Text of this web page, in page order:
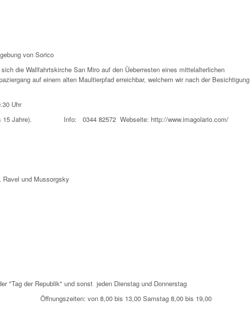
von Sorico
die Wallfahrtskirche San Miro auf den Üeberresten eines mittelalterlichen
auf einem alten Maultierpfad erreichbar, welchem wir nach der Besichtigung
Uhr
bis 15 Jahre). Info: 0344 82572 Webseite: http://www.imagolario.com/
und Mussorgsky
"Tag der Republik" und sonst jeden Dienstag und Donnerstag
Öffnungszeiten: von 8,00 bis 13,00 Samstag 8,00 bis 19,00